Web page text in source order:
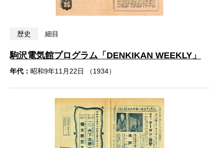
歴史 細目
駒沢電気館プログラム「DENKIKAN WEEKLY」
年代： 昭和9年11月22日 （1934）